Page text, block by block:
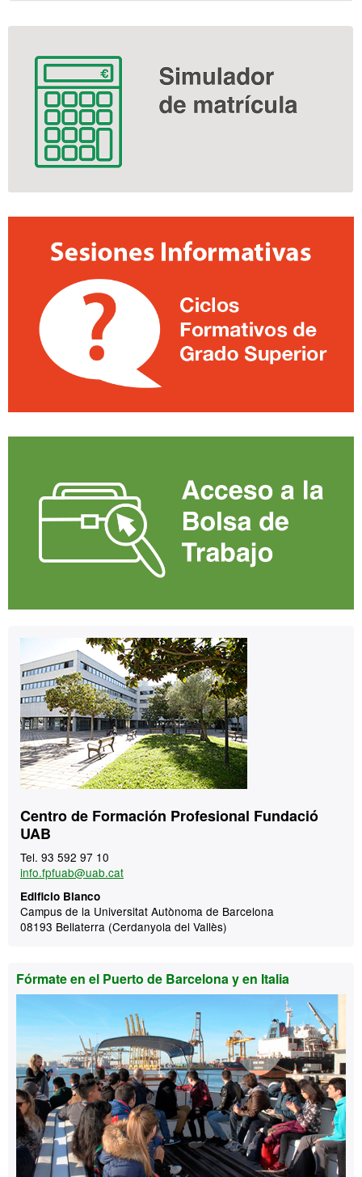
Contacto
Centro de Formación Profesional Fundació
UAB
Tel. 93 592 97 10
info.fpfuab@uab.cat
Edificio Blanco
Campus de la Universitat Autònoma de Barcelona
08193 Bellaterra (Cerdanyola del Vallès)
Fórmate en el Puerto de Barcelona y en Italia